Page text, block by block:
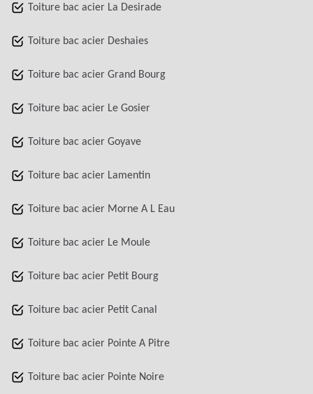
Toiture bac acier La Desirade
Toiture bac acier Deshaies
Toiture bac acier Grand Bourg
Toiture bac acier Le Gosier
Toiture bac acier Goyave
Toiture bac acier Lamentin
Toiture bac acier Morne A L Eau
Toiture bac acier Le Moule
Toiture bac acier Petit Bourg
Toiture bac acier Petit Canal
Toiture bac acier Pointe A Pitre
Toiture bac acier Pointe Noire